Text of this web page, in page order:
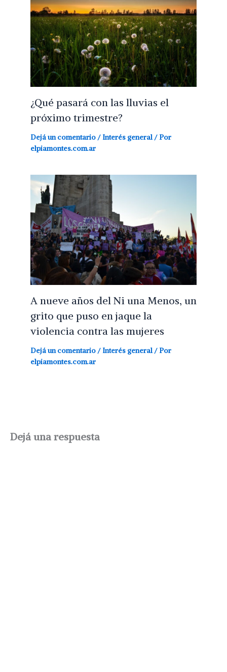
¿Qué pasará con las lluvias el
próximo trimestre?
Dejá un comentario / Interés general/ Por
elpiamontes.com.ar
A nueve años del Ni una Menos, un
grito que puso en jaque la
violencia contra las mujeres
Dejá un comentario / Interés general/ Por
elpiamontes.com.ar
Dejá una respuesta